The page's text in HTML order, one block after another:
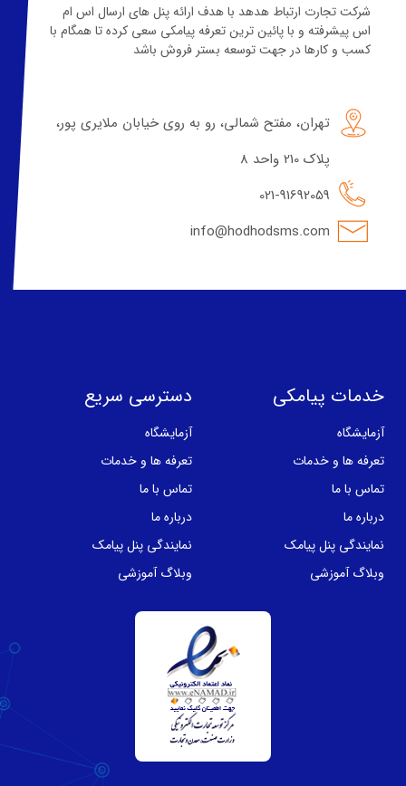
شرکت تجارت ارتباط هدهد با هدف ارائه پنل های ارسال اس ام
اس پیشرفته و با پائین ترین تعرفه پیامکی سعی کرده تا همگام با
کسب و کارها در جهت توسعه بستر فروش باشد
تهران، مفتح شمالی، رو به روی خیابان ملایری پور،
پلاک 210 واحد 8
021-91692059
info@hodhodsms.com
خدمات پیامکی
آزمایشگاه
تعرفه ها و خدمات
تماس با ما
درباره ما
نمایندگی پنل پیامک
وبلاگ آموزشی
دسترسی سریع
آزمایشگاه
تعرفه ها و خدمات
تماس با ما
درباره ما
نمایندگی پنل پیامک
وبلاگ آموزشی